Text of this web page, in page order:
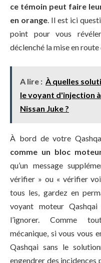
ce témoin peut faire
en orange. Il est ici
point pour vous
déclenché la mise en
A lire : À quelles
le voyant d'injection
Nissan Juke ?
À bord de votre
comme un bloc
qu’un message
vérifier » ou « vérifier
tous les, gardez en
voyant moteur
l’ignorer. Comme
mécanique, si vous vous
Qashqai sans le
engendrer des incidences